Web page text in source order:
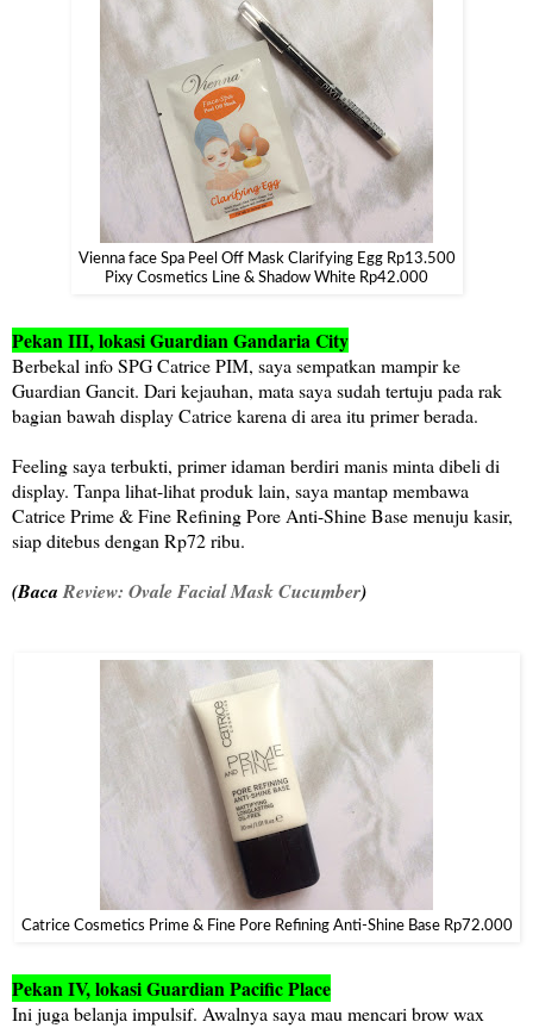
Vienna face Spa Peel Off Mask Clarifying Egg Rp13.500
Pixy Cosmetics Line & Shadow White Rp42.000
Pekan III, lokasi Guardian Gandaria City
Berbekal info SPG Catrice PIM, saya sempatkan mampir ke
Guardian Gancit. Dari kejauhan, mata saya sudah tertuju pada rak
bagian bawah display Catrice karena di area itu primer berada.
Feeling saya terbukti, primer idaman berdiri manis minta dibeli di
display. Tanpa lihat-lihat produk lain, saya mantap membawa
Catrice Prime & Fine Refining Pore Anti-Shine Base menuju kasir,
siap ditebus dengan Rp72 ribu.
(BacaReview: Ovale Facial Mask Cucumber)
Catrice Cosmetics Prime & Fine Pore Refining Anti-Shine Base Rp72.000
Pekan IV, lokasi Guardian Pacific Place
Ini juga belanja impulsif. Awalnya saya mau mencari brow wax